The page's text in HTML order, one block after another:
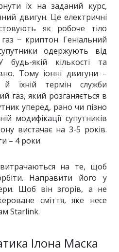
їх на заданий курс,
двигун. Це електричні
як робоче тіло
− криптон. Геніальний
одержують від
якій кількості та
Тому іонні двигуни –
й їхній термін служби
газ, який розганяється в
уперед, рано чи пізно
модифікації супутників
вистачає на 3-5 років.
– 4 роки.
на те, щоб
Направити його у
Щоб він згорів, а не
сміття, яке несе
Starlink.
Ілона Маска